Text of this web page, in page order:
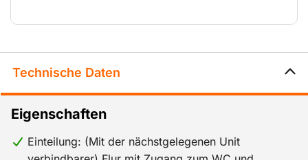
der(den) angrenzenden Unit(s).
6: Genügend Steckdosen für die vorhandenen
Arbeitsplätze.
7: Dreh-/Kippfenster mit Doppelglas und integrierten
8: Die kombinierten Raumcontainer sind ganz nach
Technische Daten
Eigenschaften
Einteilung: (Mit der nächstgelegenen Unit